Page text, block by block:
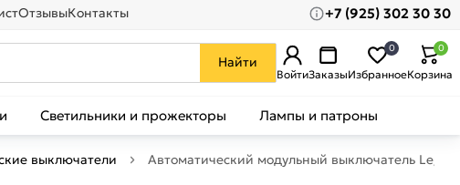
ОтзывыКонтакты +7 (925) 302 30 30
Найти
ВойтиЗаказыИзбранное
0
Корзина
0
Светильники и прожекторы Лампы и патроны
выключатели Автоматический модульный выключатель